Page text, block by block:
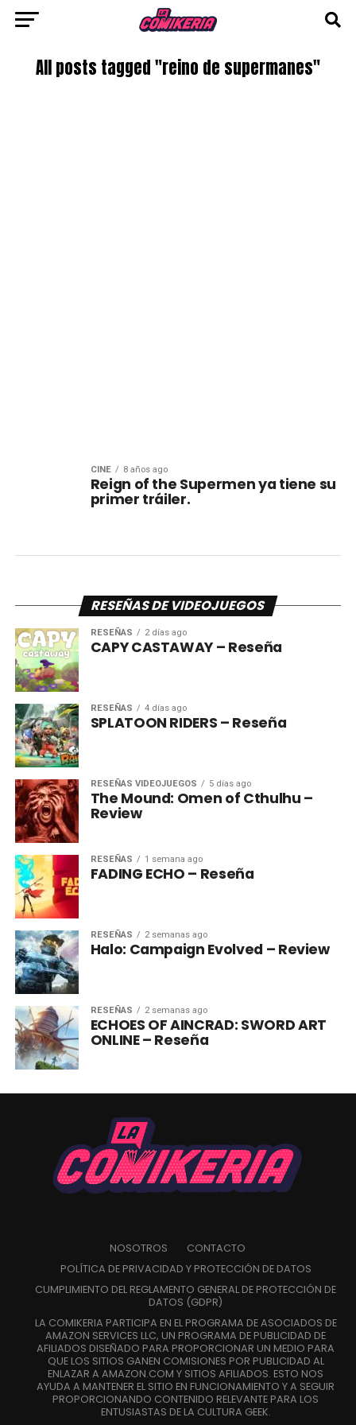
All posts tagged "reino de supermanes"
CINE 8 años ago
Reign of the Supermen ya tiene su
primer tráiler.
RESEÑAS DE VIDEOJUEGOS
RESEÑAS 2 días ago
CAPY CASTAWAY – Reseña
RESEÑAS 4 días ago
SPLATOON RIDERS – Reseña
RESEÑAS VIDEOJUEGOS 5 días ago
The Mound: Omen of Cthulhu –
Review
RESEÑAS 1 semana ago
FADING ECHO – Reseña
RESEÑAS 2 semanas ago
Halo: Campaign Evolved – Review
RESEÑAS 2 semanas ago
ECHOES OF AINCRAD: SWORD ART
ONLINE – Reseña
NOSOTROS
CONTACTO
POLÍTICA DE PRIVACIDAD Y PROTECCIÓN DE DATOS
CUMPLIMIENTO DEL REGLAMENTO GENERAL DE PROTECCIÓN DE
DATOS (GDPR)
LA COMIKERIA PARTICIPA EN EL PROGRAMA DE ASOCIADOS DE
AMAZON SERVICES LLC, UN PROGRAMA DE PUBLICIDAD DE
AFILIADOS DISEÑADO PARA PROPORCIONAR UN MEDIO PARA
QUE LOS SITIOS GANEN COMISIONES POR PUBLICIDAD AL
ENLAZAR A AMAZON.COM Y SITIOS AFILIADOS. ESTO NOS
AYUDA A MANTENER EL SITIO EN FUNCIONAMIENTO Y A SEGUIR
PROPORCIONANDO CONTENIDO RELEVANTE PARA LOS
ENTUSIASTAS DE LA CULTURA GEEK.